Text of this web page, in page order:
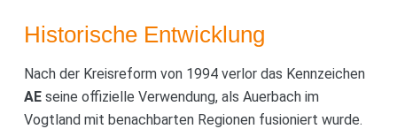
Historische Entwicklung
Nach der Kreisreform von 1994 verlor das Kennzeichen
AEseine offizielle Verwendung, als Auerbach im
Vogtland mit benachbarten Regionen fusioniert wurde.